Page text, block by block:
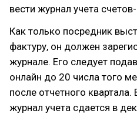
вести журнал учета
Как только посредник
фактуру, он должен
журнале. Его следует
онлайн до 20 числа того
после отчетного квартала.
журнал учета сдается в